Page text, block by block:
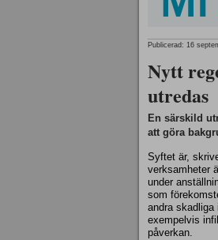
Publicerad: 16
Nytt
utredas
En särskild
att göra
Syftet är,
verksamheter
under
som
andra skadliga
exempelvis
påverkan.